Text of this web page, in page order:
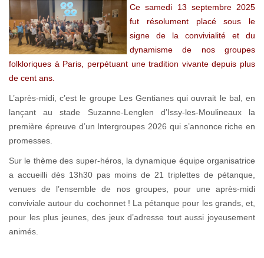
Ce samedi 13 septembre 2025
fut résolument placé sous le
signe de la convivialité et du
dynamisme de nos groupes
folkloriques à Paris, perpétuant une tradition vivante depuis plus
de cent ans.
L’après-midi, c’est le groupe Les Gentianes qui ouvrait le bal, en
lançant au stade Suzanne-Lenglen d’Issy-les-Moulineaux la
première épreuve d’un Intergroupes 2026 qui s’annonce riche en
promesses.
Sur le thème des super-héros, la dynamique équipe organisatrice
a accueilli dès 13h30 pas moins de 21 triplettes de pétanque,
venues de l’ensemble de nos groupes, pour une après-midi
conviviale autour du cochonnet ! La pétanque pour les grands, et,
pour les plus jeunes, des jeux d’adresse tout aussi joyeusement
animés.